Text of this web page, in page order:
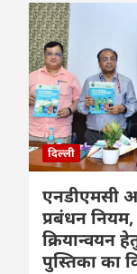
दिल्ली
एनडीएमसी
प्रबंधन
क्रियान्वयन
पुस्तिका का